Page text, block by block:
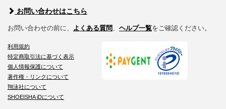
お問い合わせはこちら
お問い合わせの前に、 よくある質問 ヘルプ一覧をご確認ください。
利用規約
特定商取引法に基づく表示
個人情報保護について
著作権・リンクについて
翔泳社について
SHOEISHA iDについて